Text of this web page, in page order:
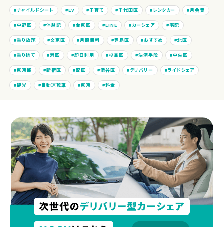
チャイルドシート EV 子育て 千代田区 レンタカー 月会費
中野区 体験記 台東区 LINE カーシェア 宅配
乗り放題 文京区 月額無料 豊島区 おすすめ 北区
乗り捨て 港区 即日利用 杉並区 決済手段 中央区
東京都 新宿区 配車 渋谷区 デリバリー ライドシェア
観光 自動運転車 東京 料金